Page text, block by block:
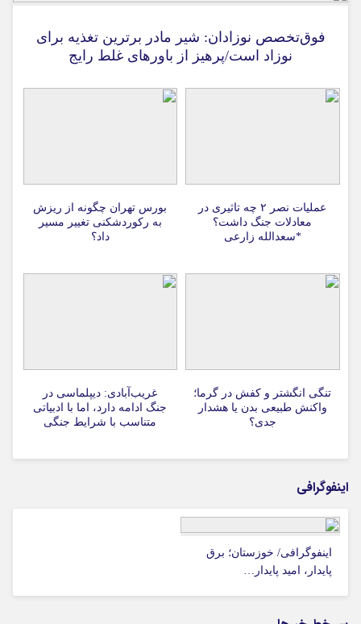
فوق‌تخصص نوزادان: شیر مادر برترین تغذیه برای
نوزاد است/پرهیز از باورهای غلط رایج
عملیات نصر ۲ چه تاثیری در
معادلات جنگ داشت؟
*سعدالله زارعی
بورس تهران چگونه از ریزش
به رکوردشکنی تغییر مسیر
داد؟
تنگی انگشتر و کفش در گرما؛
واکنش طبیعی بدن یا هشدار
جدی؟
غریب‌آبادی: دیپلماسی در
جنگ ادامه دارد، اما با ادبیاتی
متناسب با شرایط جنگی
اینفوگرافی
اینفوگرافی/ خوزستان؛ برق
پایدار، امید پایدار…